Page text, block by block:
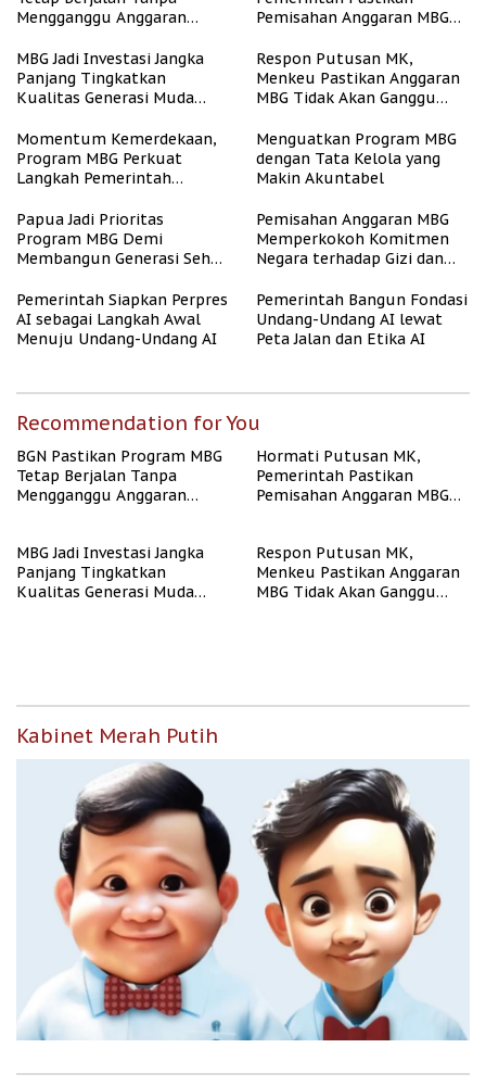
Mengganggu Anggaran
Pemisahan Anggaran MBG
MBG Jadi Investasi Jangka
Panjang Tingkatkan
Kualitas Generasi Muda
Respon Putusan MK,
Menkeu Pastikan Anggaran
MBG Tidak Akan Ganggu
Momentum Kemerdekaan,
Program MBG Perkuat
Langkah Pemerintah
Menguatkan Program MBG
dengan Tata Kelola yang
Makin Akuntabel
Papua Jadi Prioritas
Program MBG Demi
Membangun Generasi Sehat
Pemisahan Anggaran MBG
Memperkokoh Komitmen
Negara terhadap Gizi dan
Pemerintah Siapkan Perpres
AI sebagai Langkah Awal
Menuju Undang-Undang AI
Pemerintah Bangun Fondasi
Undang-Undang AI lewat
Peta Jalan dan Etika AI
Recommendation for You
BGN Pastikan Program MBG
Tetap Berjalan Tanpa
Mengganggu Anggaran
Hormati Putusan MK,
Pemerintah Pastikan
Pemisahan Anggaran MBG
MBG Jadi Investasi Jangka
Panjang Tingkatkan
Kualitas Generasi Muda
Respon Putusan MK,
Menkeu Pastikan Anggaran
MBG Tidak Akan Ganggu
Kabinet Merah Putih